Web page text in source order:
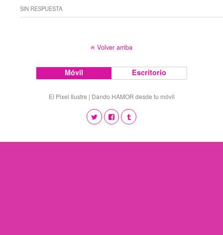
SIN RESPUESTA
Volver arriba
Móvil Escritorio
El Pixel Ilustre | Dando HAMOR desde tu móvil